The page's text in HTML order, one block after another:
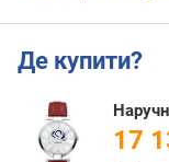
Де купити?
17